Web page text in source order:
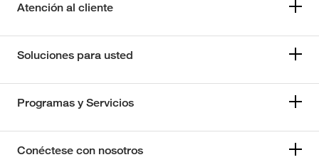
Atención al cliente
Soluciones para usted
Programas y Servicios
Conéctese con nosotros